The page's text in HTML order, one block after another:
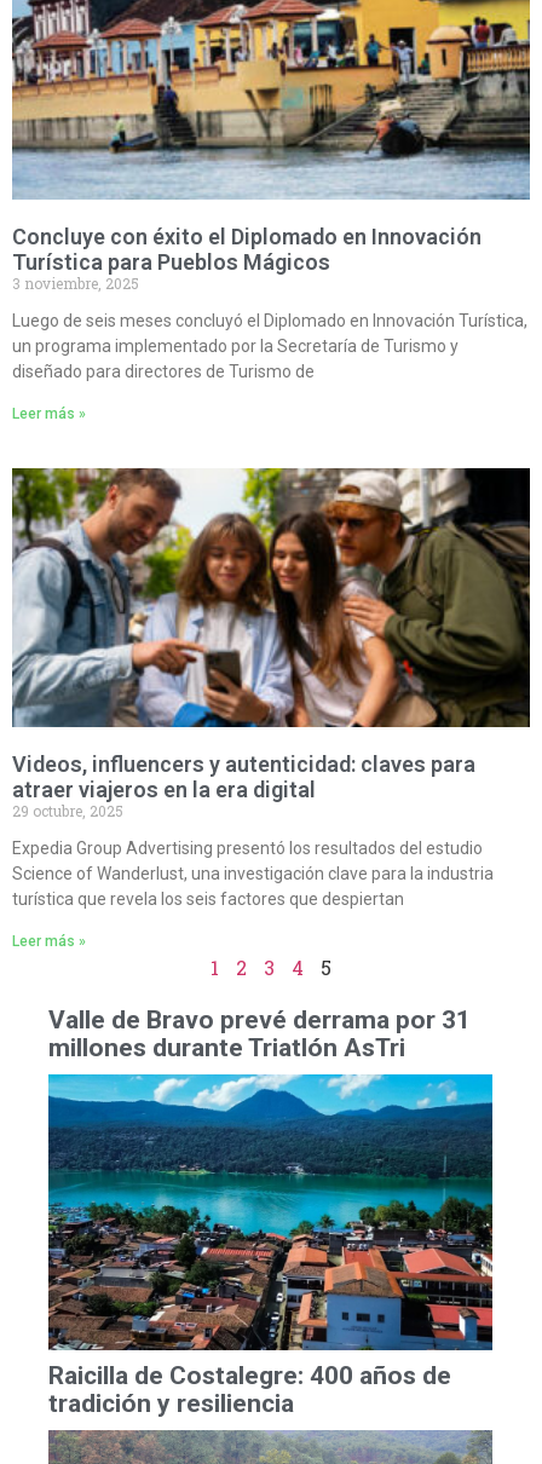
Concluye con éxito el Diplomado en Innovación
Turística para Pueblos Mágicos
3 noviembre, 2025
Luego de seis meses concluyó el Diplomado en Innovación Turística,
un programa implementado por la Secretaría de Turismo y
diseñado para directores de Turismo de
Leer más »
Videos, influencers y autenticidad: claves para
atraer viajeros en la era digital
29 octubre, 2025
Expedia Group Advertising presentó los resultados del estudio
Science of Wanderlust, una investigación clave para la industria
turística que revela los seis factores que despiertan
Leer más »
1 2 3 4 5
Valle de Bravo prevé derrama por 31
millones durante Triatlón AsTri
Raicilla de Costalegre: 400 años de
tradición y resiliencia